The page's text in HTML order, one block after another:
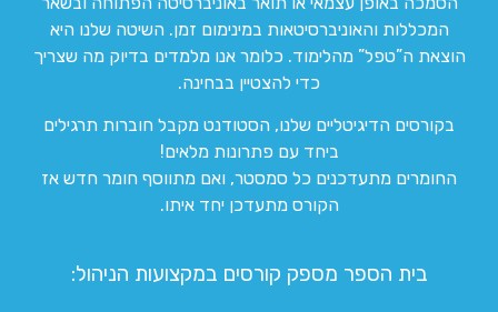
המכללות והאוניברסיטאות במינימום זמן. השיטה שלנו היא
הוצאת ה”טפל” מהלימוד. כלומר אנו מלמדים בדיוק מה שצריך
כדי להצטיין בבחינה.
בקורסים הדיגיטליים שלנו, הסטודנט מקבל חוברות תרגילים
ביחד עם פתרונות מלאים!
החומרים מתעדכנים כל סמסטר, ואם מתווסף חומר חדש אז
הקורס מתעדכן יחד איתו.
בית הספר מספק קורסים במקצועות הניהול: